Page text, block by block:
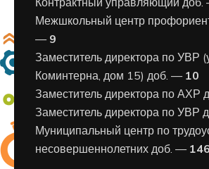
Межшкольный центр
— 9
Заместитель директора по УВР
Коминтерна, дом 15) доб. — 10
Заместитель директора по АХР
Заместитель директора по УВР
Муниципальный центр по
несовершеннолетних доб. — 146